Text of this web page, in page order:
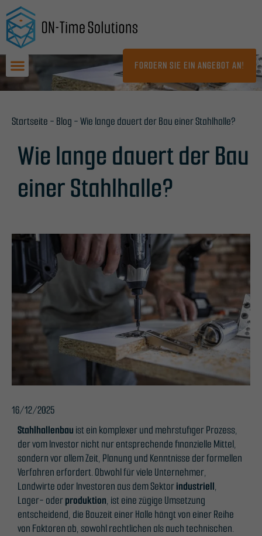
Zum
Inhalt
springen
FORDERN SIE EIN ANGEBOT AN!
Startseite - Blog -Wie lange dauert der Bau einer Stahlhalle?
Wie lange dauert der Bau
einer Stahlhalle?
16/12/2025
Stahlhallenbau ist ein komplexer und mehrstufiger Prozess,
der vom Investor nicht nur entsprechende finanzielle Mittel,
sondern vor allem Zeit, Planung und Kenntnisse der formellen
Verfahren erfordert. Obwohl für viele Unternehmer,
Landwirte oder Investoren aus dem Sektorindustriell,
Lager- oderproduktion, ist eine zügige Umsetzung
entscheidend, die Bauzeit einer Halle hängt von einer Reihe
von Faktoren ab, sowohl rechtlichen als auch technischen.